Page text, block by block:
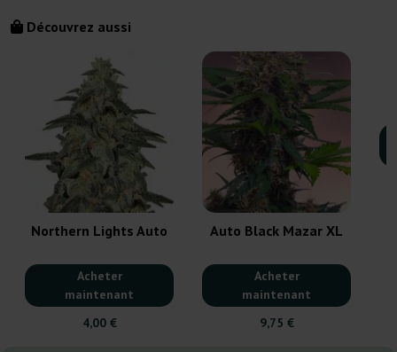
Découvrez aussi
Northern Lights Auto
Acheter
maintenant
4,00 €
Auto Black Mazar XL
Acheter
maintenant
9,75 €